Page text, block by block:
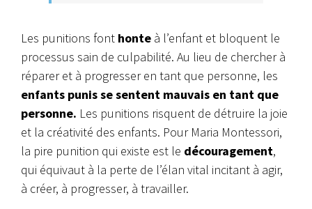
Les punitions font honte à l’enfant et bloquent le
processus sain de culpabilité. Au lieu de chercher à
réparer et à progresser en tant que personne, les
enfants punis se sentent mauvais en tant que
personne. Les punitions risquent de détruire la joie
et la créativité des enfants. Pour Maria Montessori,
la pire punition qui existe est le découragement,
qui équivaut à la perte de l’élan vital incitant à agir,
à créer, à progresser, à travailler.